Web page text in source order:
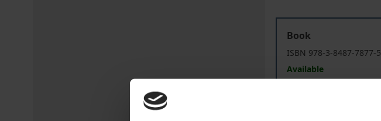
Book
ISBN 978-3-8487-7877-5
Available